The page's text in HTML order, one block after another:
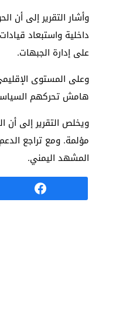
وأشار التقرير إلى أن
داخلية واستبعاد
على إدارة الجبهات.
وعلى المستوى
هامش تحركهم
ويخلص التقرير إلى
مؤلمة. ومع تراجع
المشهد اليمني.